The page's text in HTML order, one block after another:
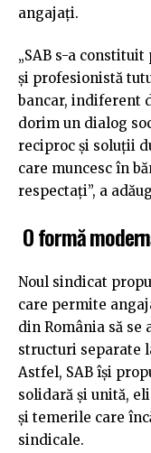
angajați.
„SAB s-a
și profesionistă
bancar, indiferent
dorim un dialog
reciproc și soluții
care muncesc în
respectați”, a
O formă
Noul sindicat
care permite
din România să
structuri separate
Astfel, SAB își
solidară și unită,
și temerile care
sindicale.